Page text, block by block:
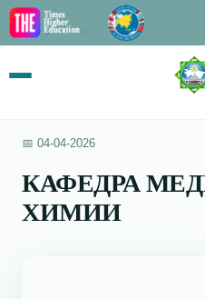
📅 04-04-2026
КАФЕДРА
ХИМИИ